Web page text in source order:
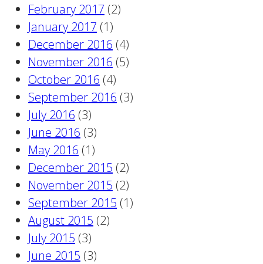
February 2017 (2)
January 2017 (1)
December 2016 (4)
November 2016 (5)
October 2016 (4)
September 2016 (3)
July 2016 (3)
June 2016 (3)
May 2016 (1)
December 2015 (2)
November 2015 (2)
September 2015 (1)
August 2015 (2)
July 2015 (3)
June 2015 (3)